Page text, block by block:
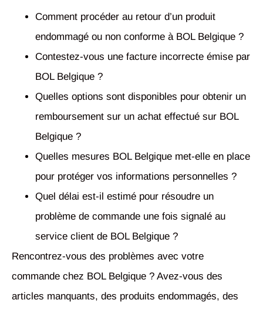
Comment procéder au retour d’un produit
endommagé ou non conforme à BOL Belgique ?
Contestez-vous une facture incorrecte émise par
BOL Belgique ?
Quelles options sont disponibles pour obtenir un
remboursement sur un achat effectué sur BOL
Belgique ?
Quelles mesures BOL Belgique met-elle en place
pour protéger vos informations personnelles ?
Quel délai est-il estimé pour résoudre un
problème de commande une fois signalé au
service client de BOL Belgique ?
Rencontrez-vous des problèmes avec votre
commande chez BOL Belgique ? Avez-vous des
articles manquants, des produits endommagés, des